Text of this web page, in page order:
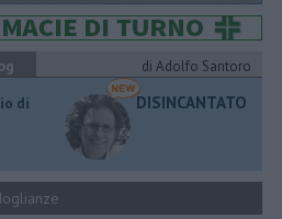
di Adolfo Santoro
di
DISINCANTATO